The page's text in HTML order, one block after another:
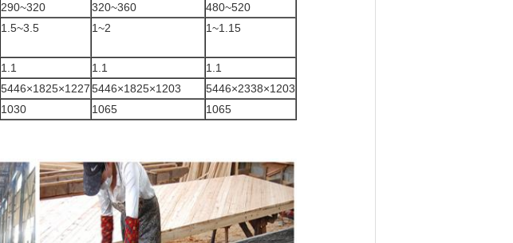
290~320 320~360
480~520
1.5~3.5 1~2 1~1.15
1.1 1.1
1.1
5446×1825×12275446×1825×1203
5446×2338×1203
1030 1065 1065